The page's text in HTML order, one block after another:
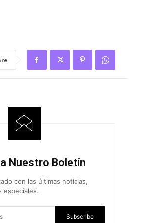
Nuestro Boletín
con las últimas noticias,
especiales.
Subscribe